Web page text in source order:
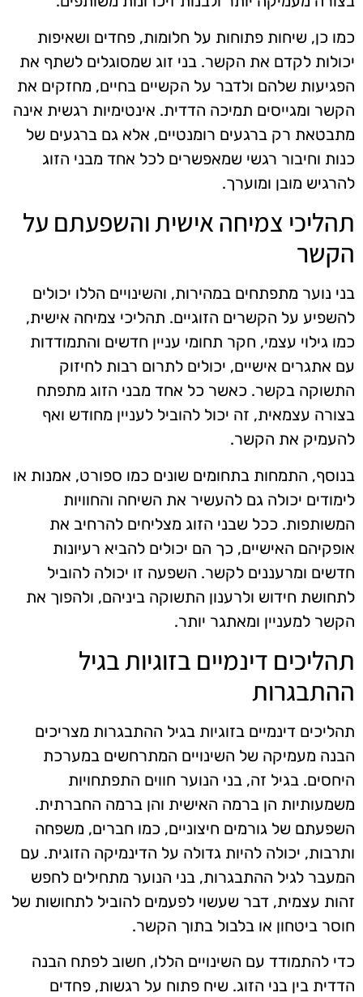
כמו כן, שיחות פתוחות על חלומות, פחדים ושאיפות
יכולות לקדם את הקשר. בני זוג שמסוגלים לשתף את
הפגיעות שלהם ולדבר על הקשיים בחיים, מחזקים את
הקשר ומגייסים תמיכה הדדית. אינטימיות רגשית אינה
מתבטאת רק ברגעים רומנטיים, אלא גם ברגעים של
כנות וחיבור רגשי שמאפשרים לכל אחד מבני הזוג
להרגיש מובן ומוערך.
תהליכי צמיחה אישית והשפעתם על
הקשר
בני נוער מתפתחים במהירות, והשינויים הללו יכולים
להשפיע על הקשרים הזוגיים. תהליכי צמיחה אישית,
כמו גילוי עצמי, חקר תחומי עניין חדשים והתמודדות
עם אתגרים אישיים, יכולים לתרום רבות לחיזוק
התשוקה בקשר. כאשר כל אחד מבני הזוג מתפתח
בצורה עצמאית, זה יכול להוביל לעניין מחודש ואף
להעמיק את הקשר.
בנוסף, התמחות בתחומים שונים כמו ספורט, אמנות או
לימודים יכולה גם להעשיר את השיחה והחוויות
המשותפות. ככל שבני הזוג מצליחים להרחיב את
אופקיהם האישיים, כך הם יכולים להביא רעיונות
חדשים ומרעננים לקשר. השפעה זו יכולה להוביל
לתחושת חידוש ולרענון התשוקה ביניהם, ולהפוך את
הקשר למעניין ומאתגר יותר.
תהליכים דינמיים בזוגיות בגיל
ההתבגרות
תהליכים דינמיים בזוגיות בגיל ההתבגרות מצריכים
הבנה מעמיקה של השינויים המתרחשים במערכת
היחסים. בגיל זה, בני הנוער חווים התפתחויות
משמעותיות הן ברמה האישית והן ברמה החברתית.
השפעתם של גורמים חיצוניים, כמו חברים, משפחה
ותרבות, יכולה להיות גדולה על הדינמיקה הזוגית. עם
המעבר לגיל ההתבגרות, בני הנוער מתחילים לחפש
זהות עצמית, דבר שעשוי לפעמים להוביל לתחושות של
חוסר ביטחון או בלבול בתוך הקשר.
כדי להתמודד עם השינויים הללו, חשוב לפתח הבנה
הדדית בין בני הזוג. שיח פתוח על רגשות, פחדים